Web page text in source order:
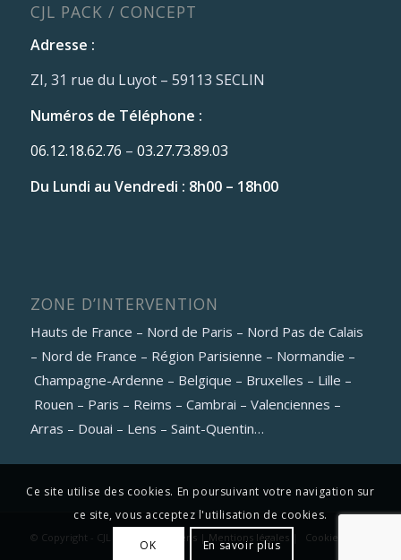
CJL PACK / CONCEPT
Adresse :
ZI, 31 rue du Luyot – 59113 SECLIN
Numéros de Téléphone :
06.12.18.62.76 – 03.27.73.89.03
Du Lundi au Vendredi : 8h00 – 18h00
ZONE D’INTERVENTION
Hauts de France – Nord de Paris – Nord Pas de Calais
– Nord de France – Région Parisienne – Normandie –
Champagne-Ardenne – Belgique – Bruxelles – Lille –
Rouen – Paris – Reims – Cambrai – Valenciennes –
Arras – Douai – Lens – Saint-Quentin…
© Copyright - CJL Pack 2021 | Liens| Mentions légales| Cookies
Ce site utilise des cookies. En poursuivant votre navigation sur
ce site, vous acceptez l'utilisation de cookies.
OK En savoir plus